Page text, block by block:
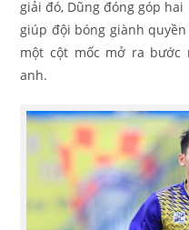
giải đó, Dũng đóng góp
giúp đội bóng giành quyền
một cột mốc mở ra bước
anh.